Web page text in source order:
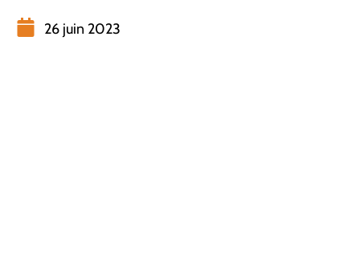
26 juin 2023